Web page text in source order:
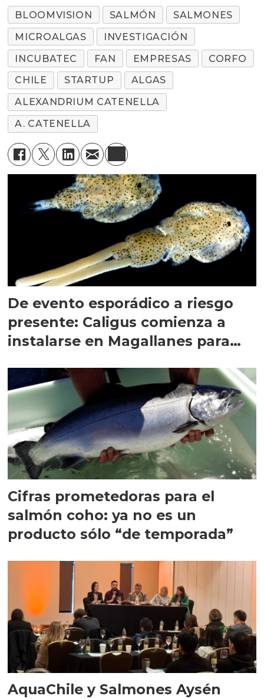
BLOOMVISION SALMÓN
SALMONES
MICROALGAS
INVESTIGACIÓN
INCUBATEC
FAN EMPRESAS
CORFO
CHILE
STARTUP
ALGAS
ALEXANDRIUM CATENELLA
A. CATENELLA
De evento esporádico a riesgo
presente: Caligus comienza a
instalarse en Magallanes para
Cifras prometedoras para el
salmón coho: ya no es un
producto sólo “de temporada”
AquaChile y Salmones Aysén